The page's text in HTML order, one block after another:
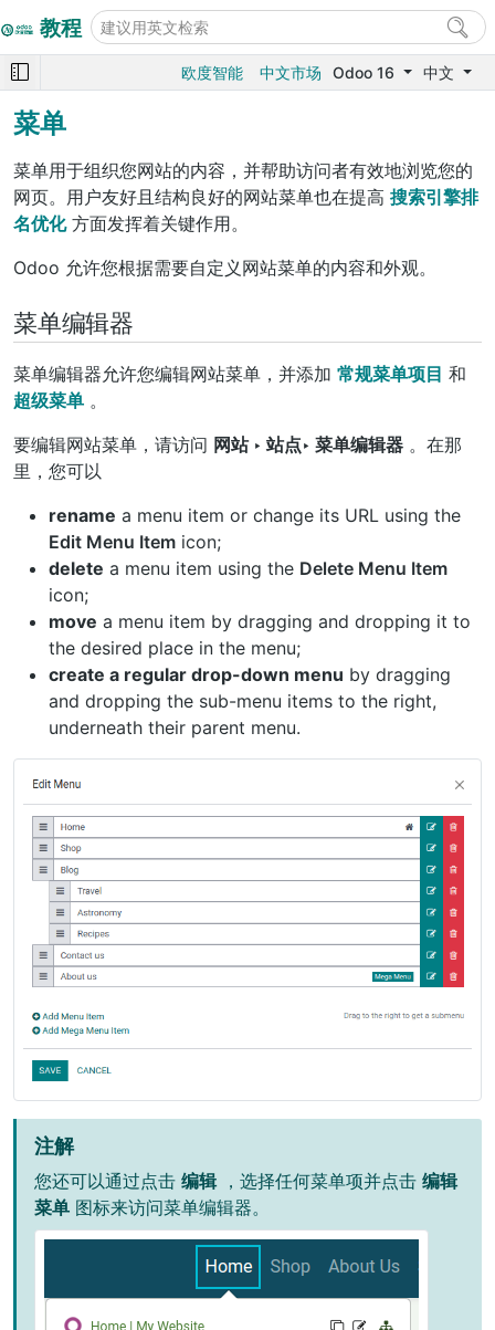
教程
欧度智能 中文市场 Odoo 16 中文
菜单
菜单用于组织您网站的内容，并帮助访问者有效地浏览您的
网页。用户友好且结构良好的网站菜单也在提高 搜索引擎排
名优化方面发挥着关键作用。
Odoo 允许您根据需要自定义网站菜单的内容和外观。
菜单编辑器
菜单编辑器允许您编辑网站菜单，并添加 常规菜单项目 和
超级菜单 。
要编辑网站菜单，请访问 网站 ‣ 站点‣ 菜单编辑器 。在那
里，您可以
rename a menu item or change its URL using the
Edit Menu Item icon;
delete a menu item using the Delete Menu Item
icon;
move a menu item by dragging and dropping it to
the desired place in the menu;
create a regular drop-down menu by dragging
and dropping the sub-menu items to the right,
underneath their parent menu.
注解
您还可以通过点击 编辑，选择任何菜单项并点击 编辑
菜单 图标来访问菜单编辑器。